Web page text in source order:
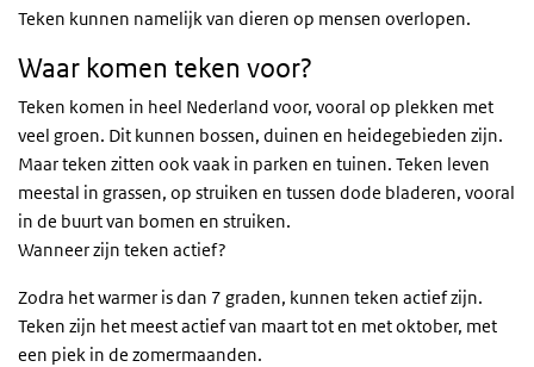
Teken kunnen namelijk van dieren op mensen overlopen.
Waar komen teken voor?
Teken komen in heel Nederland voor, vooral op plekken met
veel groen. Dit kunnen bossen, duinen en heidegebieden zijn.
Maar teken zitten ook vaak in parken en tuinen. Teken leven
meestal in grassen, op struiken en tussen dode bladeren, vooral
in de buurt van bomen en struiken.
Wanneer zijn teken actief?
Zodra het warmer is dan 7 graden, kunnen teken actief zijn.
Teken zijn het meest actief van maart tot en met oktober, met
een piek in de zomermaanden.